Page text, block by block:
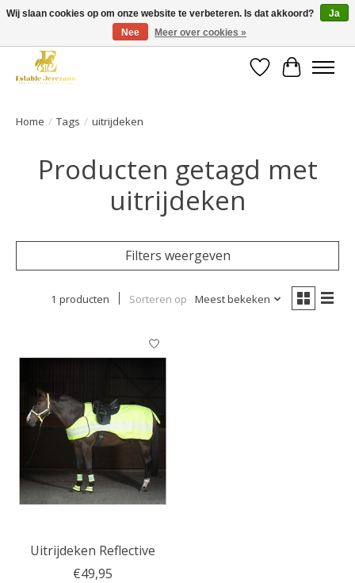
Gratis verzending vanaf €49 op een groot deel van ons assortiment
Verlanglijst
Home / Tags / uitrijdeken
Producten getagd met
uitrijdeken
Filters weergeven
1 producten Sorteren op Meest bekeken
Uitrijdeken Reflective
€49,95
Wij slaan cookies op om onze website te verbeteren. Is dat akkoord?
Ja
Nee
Meer over cookies »